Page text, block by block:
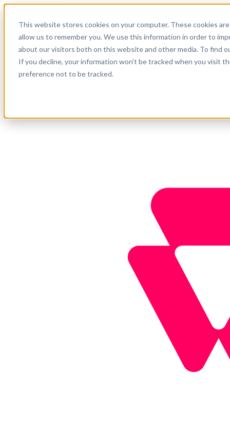
This website stores cookies on your computer. These cookies
allow us to remember you. We use this information in order to
about our visitors both on this website and other media. To find
If you decline, your information won’t be tracked when you visit
preference not to be tracked.
Soporte
Empresa
Empieza ahora